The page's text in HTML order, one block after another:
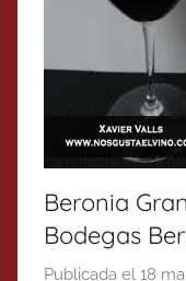
Beronia
Bodegas
Publicada el 18